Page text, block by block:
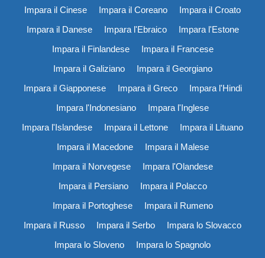
Impara il Cinese
Impara il Coreano
Impara il Croato
Impara il Danese
Impara l'Ebraico
Impara l'Estone
Impara il Finlandese
Impara il Francese
Impara il Galiziano
Impara il Georgiano
Impara il Giapponese
Impara il Greco
Impara l'Hindi
Impara l'Indonesiano
Impara l'Inglese
Impara l'Islandese
Impara il Lettone
Impara il Lituano
Impara il Macedone
Impara il Malese
Impara il Norvegese
Impara l'Olandese
Impara il Persiano
Impara il Polacco
Impara il Portoghese
Impara il Rumeno
Impara il Russo
Impara il Serbo
Impara lo Slovacco
Impara lo Sloveno
Impara lo Spagnolo